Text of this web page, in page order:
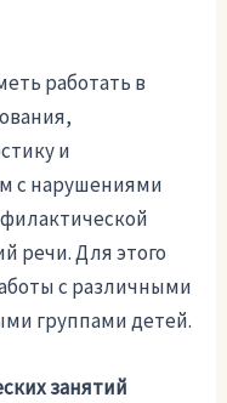
работать в
и
с нарушениями
речи. Для этого
с различными
группами детей.
занятий